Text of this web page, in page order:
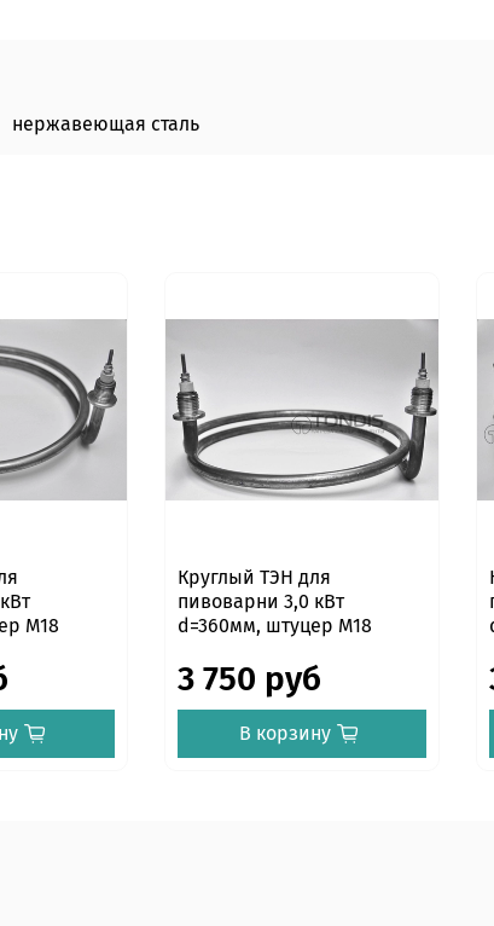
нержавеющая сталь
М18
Круглый ТЭН для
пивоварни 3,0 кВт
d=360мм, штуцер М18
3 750 руб
В корзину